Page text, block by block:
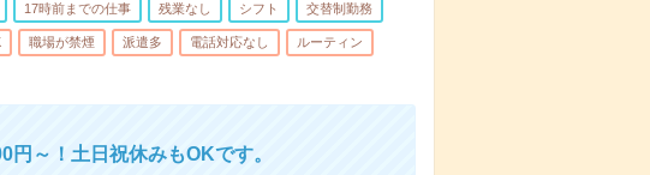
17時前までの仕事 残業なし シフト 交替制勤務
職場が禁煙 派遣多 電話対応なし ルーティン
～！土日祝休みもOKです。